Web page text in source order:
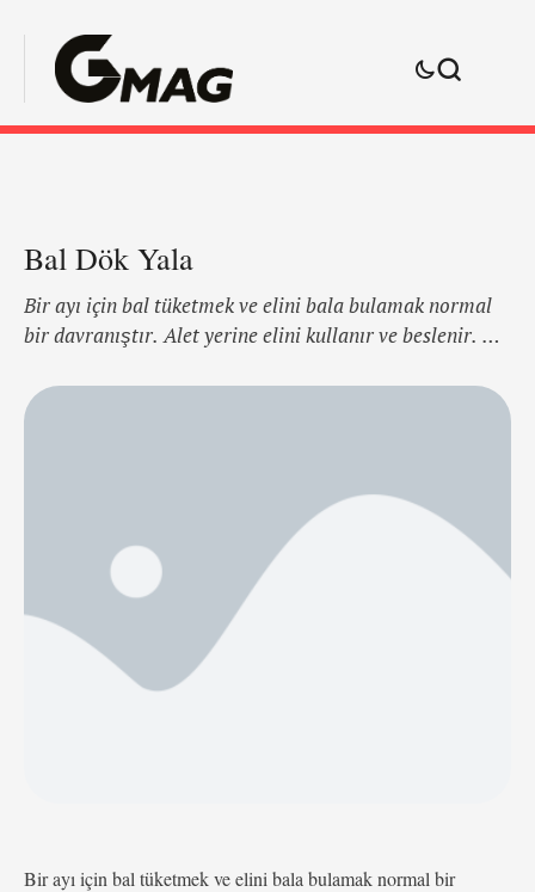
Bal Dök Yala
Bir ayı için bal tüketmek ve elini bala bulamak normal
bir davranıştır. Alet yerine elini kullanır ve beslenir. Bu
akan balı seyrederek uzvu koruyan bir dış iskelet olarak
yorumluyor. Ve "Preservation" isimli fotoğraf
buluşturuyor. https://www.youtube.com/watch?
v=0wVRClZhYxA Fotoğrafçı, …
Bir ayı için bal tüketmek ve elini bala bulamak normal bir